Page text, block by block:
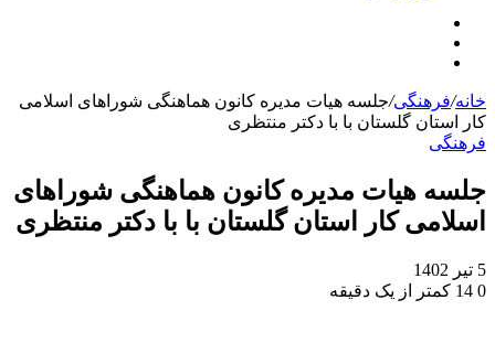
خانه/فرهنگی/جلسه هیات مدیره کانون هماهنگی شوراهای اسلامی
کار استان گلستان با با دکتر منتظری
فرهنگی
جلسه هیات مدیره کانون هماهنگی شوراهای
اسلامی کار استان گلستان با با دکتر منتظری
5 تیر 1402
0
کمتر از یک دقیقه